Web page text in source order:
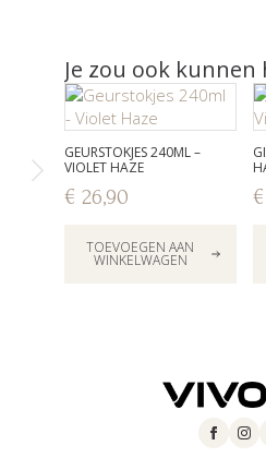
Je zou ook
GEURSTOKJES 240ML –
VIOLET HAZE
€ 26,90
TOEVOEGEN AAN
WINKELWAGEN
€